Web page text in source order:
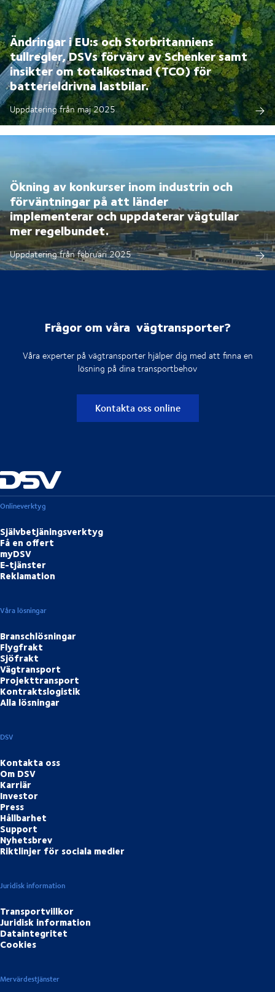
Ändringar i EU:s och Storbritanniens
tullregler, DSVs förvärv av Schenker samt
insikter om totalkostnad (TCO) för
batterieldrivna lastbilar.
Uppdatering från maj 2025
Ökning av konkurser inom industrin och
förväntningar på att länder
implementerar och uppdaterar vägtullar
mer regelbundet.
Uppdatering från februari 2025
Frågor om våra vägtransporter?
Våra experter på vägtransporter hjälper dig med att finna en
lösning på dina transportbehov
Kontakta oss online
Onlineverktyg
Självbetjäningsverktyg
Få en offert
myDSV
E-tjänster
Reklamation
Våra lösningar
Branschlösningar
Flygfrakt
Sjöfrakt
Vägtransport
Projekttransport
Kontraktslogistik
Alla lösningar
DSV
Kontakta oss
Om DSV
Karriär
Investor
Press
Hållbarhet
Support
Nyhetsbrev
Riktlinjer för sociala medier
Juridisk information
Transportvillkor
Juridisk information
Dataintegritet
Cookies
Mervärdestjänster